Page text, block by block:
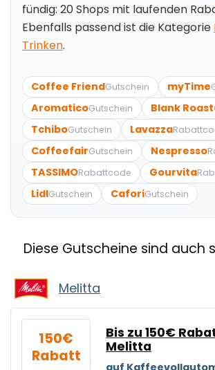
fündig: 20 Shops mit laufenden
Ebenfalls passend ist die Kategorie
Trinken.
Coffee FriendGutschein myTime
AromaticoGutschein Blank Roast
TchiboGutschein Lavazza
CoffeefairGutschein Nespresso
TASSIMORabattcode Gourvita
LidlGutschein CaforiGutschein
Diese Gutscheine sind auch
Melitta
150€
Rabatt
Bis zu 150€
Melitta
auf